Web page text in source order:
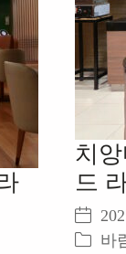
치
드
바